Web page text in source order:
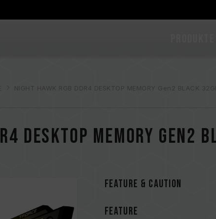
NIGHT HAWK RGB DDR4 DESKTOP MEMORY Gen2 BLACK
DESKTOP MEMORY Gen2
FEATURE & CAUTION
FEATURE